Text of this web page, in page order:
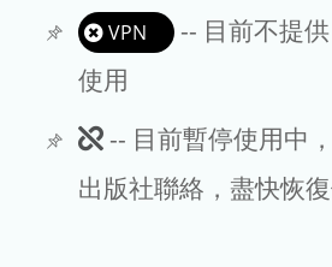
VPN
-- 目前不提
使用
此
期
-- 目前暫停使用中
出版社聯絡，盡快恢